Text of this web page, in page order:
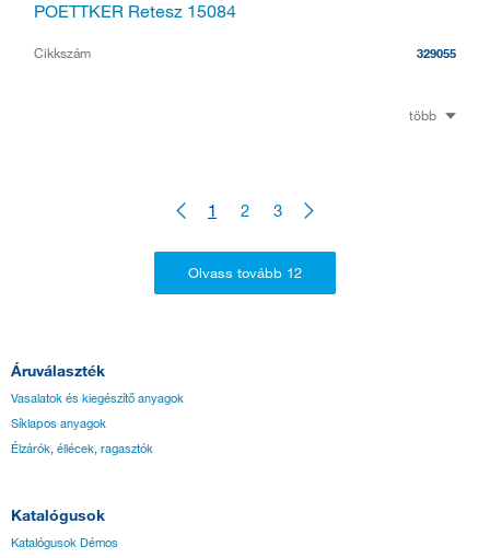
POETTKER Retesz 15084
Cikkszám 329055
több
1 2 3
Áruválaszték
Vasalatok és kiegészítő anyagok
Síklapos anyagok
Élzárók, éllécek, ragasztók
Katalógusok
Katalógusok Démos